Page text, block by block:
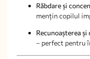
Răbdare și
mențin copilul
Recunoașterea
– perfect pentru